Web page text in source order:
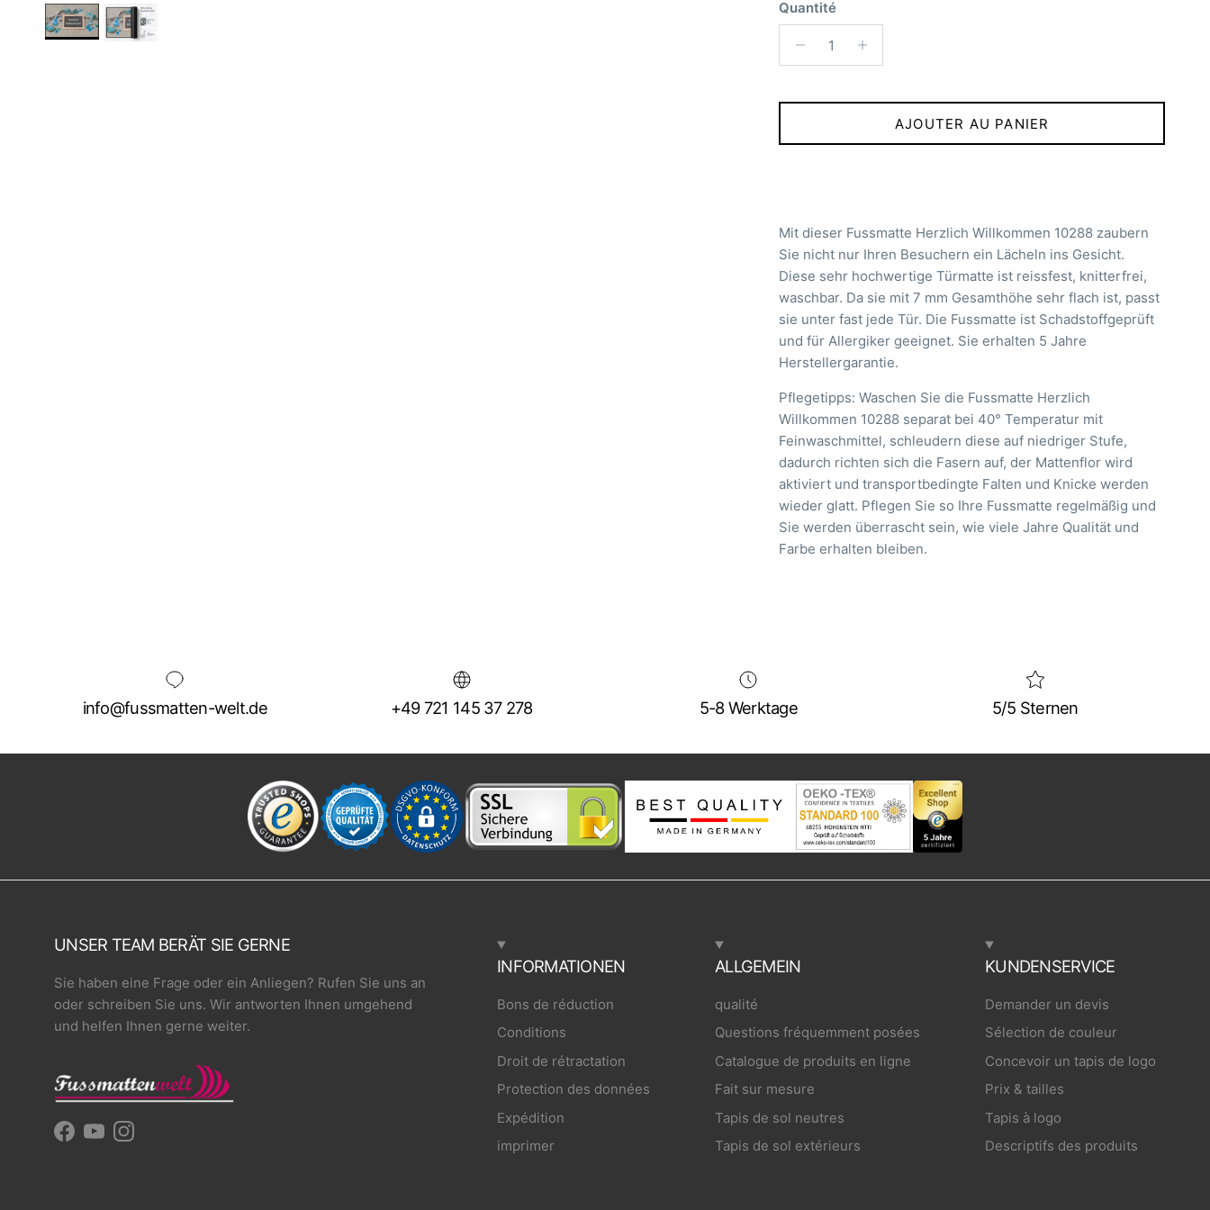
Quantité
AJOUTER AU PANIER
Mit dieser Fussmatte Herzlich Willkommen 10288 zaubern
Sie nicht nur Ihren Besuchern ein Lächeln ins Gesicht.
Diese sehr hochwertige Türmatte ist reissfest, knitterfrei,
waschbar. Da sie mit 7 mm Gesamthöhe sehr flach ist, passt
sie unter fast jede Tür. Die Fussmatte ist Schadstoffgeprüft
und für Allergiker geeignet. Sie erhalten 5 Jahre
Herstellergarantie.
Pflegetipps: Waschen Sie die Fussmatte Herzlich
Willkommen 10288 separat bei 40° Temperatur mit
Feinwaschmittel, schleudern diese auf niedriger Stufe,
dadurch richten sich die Fasern auf, der Mattenflor wird
aktiviert und transportbedingte Falten und Knicke werden
wieder glatt. Pflegen Sie so Ihre Fussmatte regelmäßig und
Sie werden überrascht sein, wie viele Jahre Qualität und
Farbe erhalten bleiben.
info@fussmatten-welt.de +49 721 145 37 278 5-8 Werktage 5/5 Sternen
UNSER TEAM BERÄT SIE GERNE
Sie haben eine Frage oder ein Anliegen? Rufen Sie uns an
oder schreiben Sie uns. Wir antworten Ihnen umgehend
und helfen Ihnen gerne weiter.
Facebook
YouTubeInstagram
INFORMATIONEN
Bons de réduction
Conditions
Droit de rétractation
Protection des données
Expédition
imprimer
ALLGEMEIN
qualité
Questions fréquemment posées
Catalogue de produits en ligne
Fait sur mesure
Tapis de sol neutres
Tapis de sol extérieurs
KUNDENSERVICE
Demander un devis
Sélection de couleur
Concevoir un tapis de logo
Prix & tailles
Tapis à logo
Descriptifs des produits